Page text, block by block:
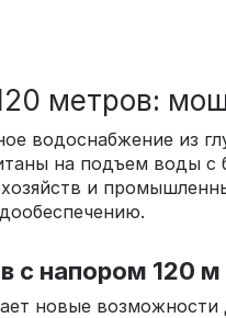
метров:
водоснабжение из
на подъем воды с
и
с напором 120 м
новые возможности